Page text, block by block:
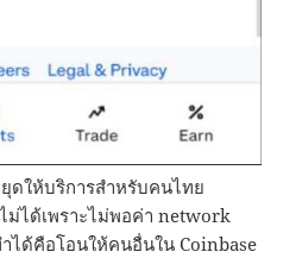
ดให้บริการสำหรับคนไทย
ม่ได้เพราะไม่พอค่า network
ได้คือโอนให้คนอื่นใน Coinbase